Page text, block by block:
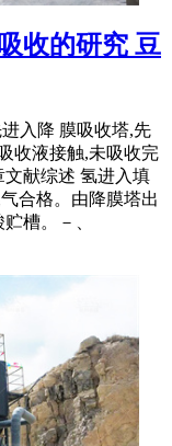
收的研究 豆
入降 膜吸收塔,先
收液接触,未吸收完
献综述 氢进入填
合格。由降膜塔出
槽。－、